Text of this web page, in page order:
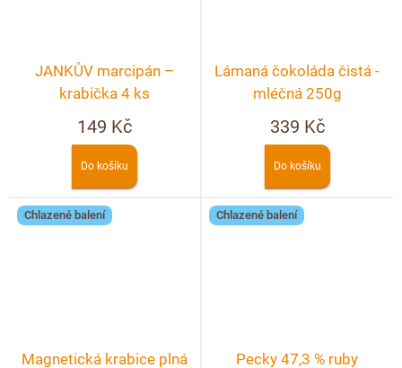
JANKŮV marcipán –
krabička 4 ks
149 Kč
Do košíku
Lámaná čokoláda čistá -
mléčná 250g
339 Kč
Do košíku
Chlazené balení
Magnetická krabice plná
Chlazené balení
Pecky 47,3 % ruby